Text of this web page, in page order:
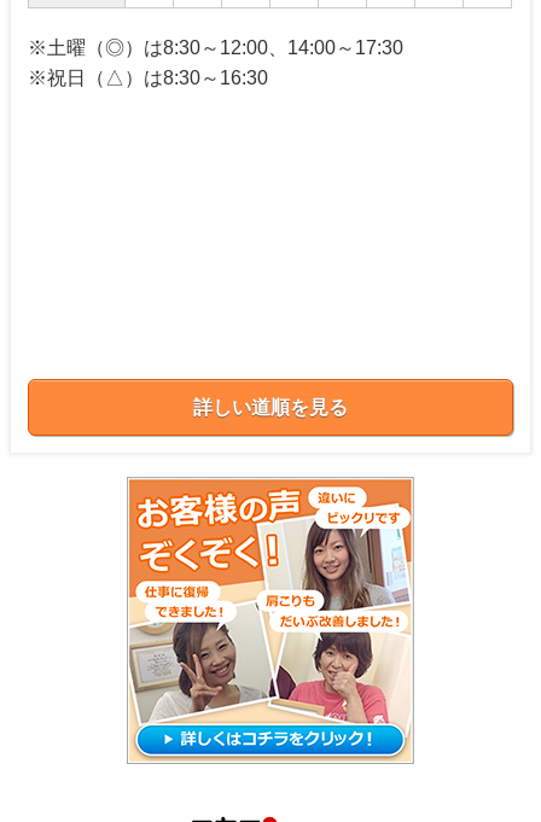
※土曜（◎）は8:30～12:00、14:00～17:30
※祝日（△）は8:30～16:30
詳しい道順を見る